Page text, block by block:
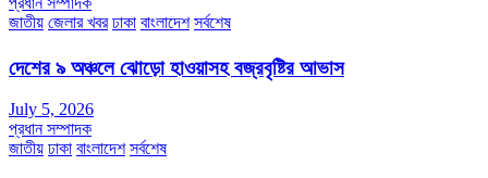
জাতীয় জেলার খবর ঢাকা বাংলাদেশ সর্বশেষ
দেশের ৯ অঞ্চলে ঝোড়ো হাওয়াসহ বজ্রবৃষ্টির আভাস
July 5, 2026
প্রধান সম্পাদক
জাতীয় ঢাকা বাংলাদেশ সর্বশেষ